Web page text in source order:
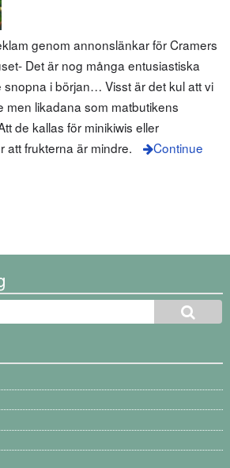
genom annonslänkar för Cramers
Det är nog många entusiastiska
snopna i början… Visst är det kul att vi
men likadana som matbutikens
de kallas för minikiwis eller
att frukterna är mindre.
Continue